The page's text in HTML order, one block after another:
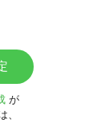
が
、